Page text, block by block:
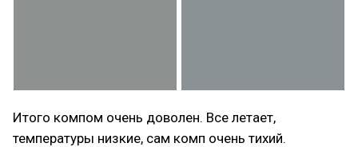
Итого компом очень доволен. Все летает,
температуры низкие, сам комп очень тихий.